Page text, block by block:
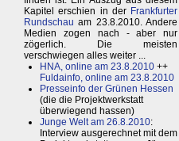
Kapitel erschien in der Frankfurter
Rundschau am 23.8.2010. Andere
Medien zogen nach - aber nur
zögerlich. Die meisten
verschwiegen alles weiter ...
HNA, online am 23.8.2010 ++
Fuldainfo, online am 23.8.2010
Presseinfo der Grünen Hessen
(die die Projektwerkstatt
überwiegend hassen)
Junge Welt am 26.8.2010:
Interview ausgerechnet mit dem